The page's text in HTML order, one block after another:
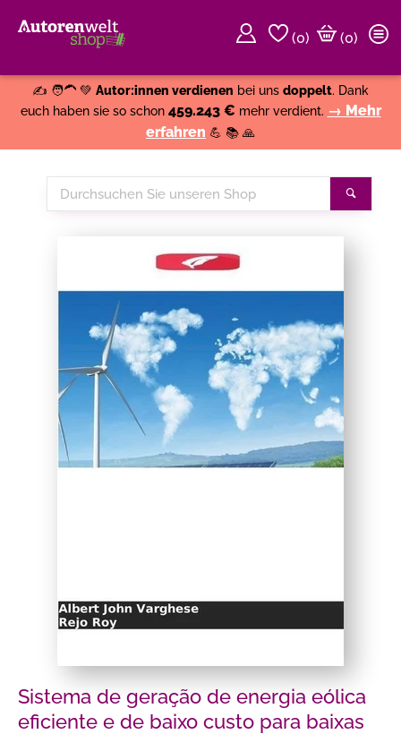
(0)
(0)
✍️ 🧑‍🦱 💚 Autor:innen verdienen bei uns doppelt. Dank
euch haben sie so schon 459.243 € mehr verdient. → Mehr
erfahren 💪 📚 🙏
Durchsuchen
Sie
Sistema de geração de energia eólica
eficiente e de baixo custo para baixas